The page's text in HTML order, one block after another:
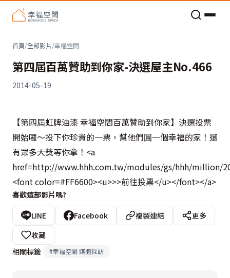
首頁/全部影片/幸福空間
第四屆百萬贊助到你家-決選屋主No.466
2014-05-19
【第四屆虹牌油漆 幸福空間百萬贊助到你家】決選投票
開始囉～投下你珍貴的一票，幫他們圓一個幸福的家！還
有眾多大獎等你拿！<a
href=http://www.hhh.com.tw/modules/gs/hhh/million/
<font color=#FF6600><u>>>前往投票</u></font></a>
喜歡這部影片嗎?
LINE Facebook 複製連結
更多
收藏
相關標籤
#幸福空間 媒體採訪